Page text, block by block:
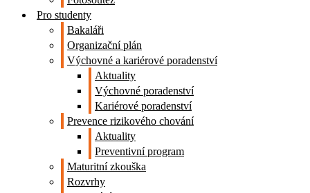
Pro studenty
Bakaláři
Organizační plán
Výchovné a kariérové poradenství
Aktuality
Výchovné poradenství
Kariérové poradenství
Prevence rizikového chování
Aktuality
Preventivní program
Maturitní zkouška
Rozvrhy